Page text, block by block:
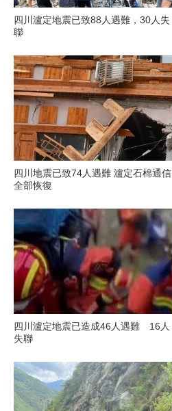
四川瀘定地震已致88人遇難，30人失
聯
四川地震已致74人遇難 瀘定石棉通信
全部恢復
四川瀘定地震已造成46人遇難 16人
失聯